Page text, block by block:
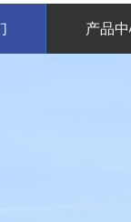
产品